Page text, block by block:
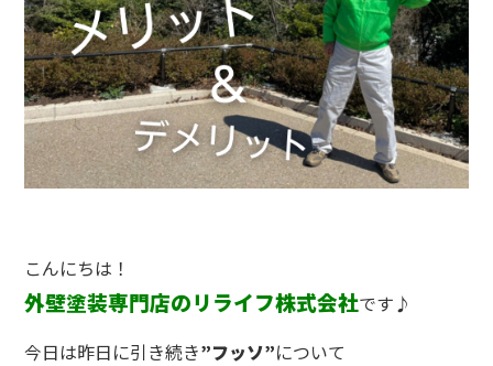
こんにちは！
外壁塗装専門店のリライフ株式会社です♪
今日は昨日に引き続き”フッソ”について